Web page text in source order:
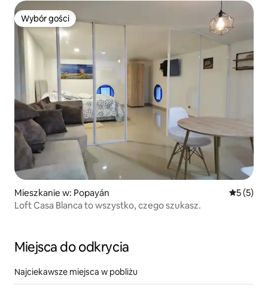
Wybór gości
Wybór gości
Mieszkanie w: Popayán Średnia
5 (5)
Loft Casa Blanca to wszystko, czego szukasz.
Miejsca do odkrycia
Najciekawsze miejsca w pobliżu